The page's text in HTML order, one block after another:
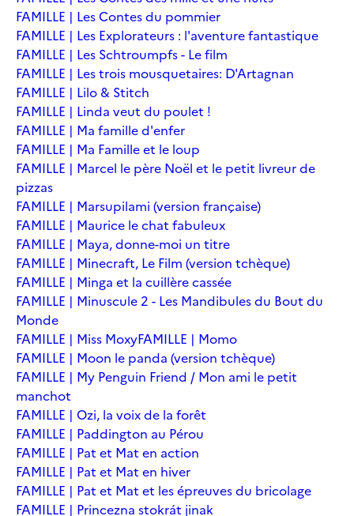
FAMILLE | Les Contes du pommier
FAMILLE | Les Explorateurs : l'aventure fantastique
FAMILLE | Les Schtroumpfs - Le film
FAMILLE | Les trois mousquetaires: D'Artagnan
FAMILLE | Lilo & Stitch
FAMILLE | Linda veut du poulet !
FAMILLE | Ma famille d'enfer
FAMILLE | Ma Famille et le loup
FAMILLE | Marcel le père Noël et le petit livreur de
pizzas
FAMILLE | Marsupilami (version française)
FAMILLE | Maurice le chat fabuleux
FAMILLE | Maya, donne-moi un titre
FAMILLE | Minecraft, Le Film (version tchèque)
FAMILLE | Minga et la cuillère cassée
FAMILLE | Minuscule 2 - Les Mandibules du Bout du
Monde
FAMILLE | Miss MoxyFAMILLE | Momo
FAMILLE | Moon le panda (version tchèque)
FAMILLE | My Penguin Friend / Mon ami le petit
manchot
FAMILLE | Ozi, la voix de la forêt
FAMILLE | Paddington au Pérou
FAMILLE | Pat et Mat en action
FAMILLE | Pat et Mat en hiver
FAMILLE | Pat et Mat et les épreuves du bricolage
FAMILLE | Princezna stokrát jinak